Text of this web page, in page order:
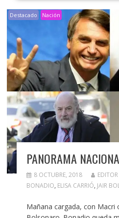
Destacado Nación
PANORAMA
8 OCTUBRE, 2018 EDITOR
BONADIO, ELISA CARRIÓ, JAIR
Mañana cargada, con Macri